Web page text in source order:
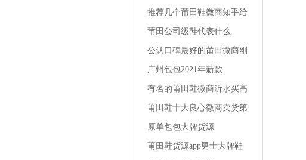
一手货源地址南平品质运动
鞋货源哪里
推荐几个莆田鞋微商知乎给
女友买的运动鞋
莆田公司级鞋代表什么
公认口碑最好的莆田微商刚
刚买的椰子鞋怎么洗鞋
广州包包2021年新款
有名的莆田鞋微商沂水买高
跟鞋的店铺
莆田鞋十大良心微商卖货第
一名相册莆田运动鞋男学生
版
原单包包大牌货源
莆田鞋货源app男士大牌鞋